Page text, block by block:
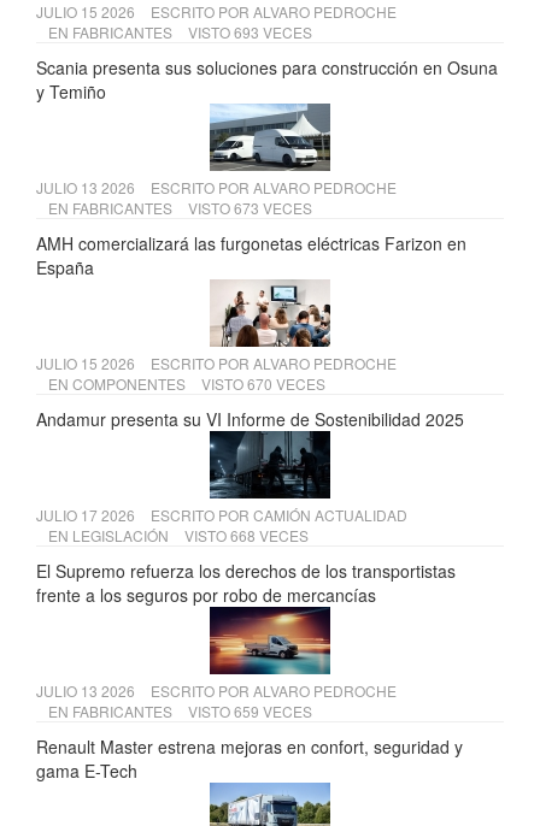
JULIO 15 2026 ESCRITO POR ALVARO PEDROCHE
EN FABRICANTES VISTO 693 VECES
Scania presenta sus soluciones para construcción en Osuna
y Temiño
JULIO 13 2026 ESCRITO POR ALVARO PEDROCHE
EN FABRICANTES VISTO 673 VECES
AMH comercializará las furgonetas eléctricas Farizon en
España
JULIO 15 2026 ESCRITO POR ALVARO PEDROCHE
EN COMPONENTES VISTO 670 VECES
Andamur presenta su VI Informe de Sostenibilidad 2025
JULIO 17 2026 ESCRITO POR CAMIÓN ACTUALIDAD
EN LEGISLACIÓN VISTO 668 VECES
El Supremo refuerza los derechos de los transportistas
frente a los seguros por robo de mercancías
JULIO 13 2026 ESCRITO POR ALVARO PEDROCHE
EN FABRICANTES VISTO 659 VECES
Renault Master estrena mejoras en confort, seguridad y
gama E-Tech